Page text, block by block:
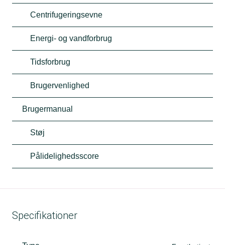
Centrifugeringsevne
Energi- og vandforbrug
Tidsforbrug
Brugervenlighed
Brugermanual
Støj
Pålidelighedsscore
Specifikationer